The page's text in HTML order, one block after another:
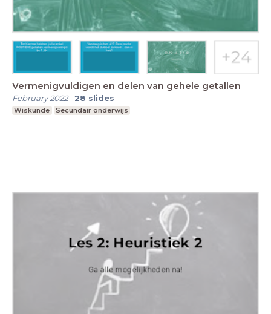
Vermenigvuldigen en delen van gehele getallen
February 2022- 28 slides
Wiskunde Secundair onderwijs